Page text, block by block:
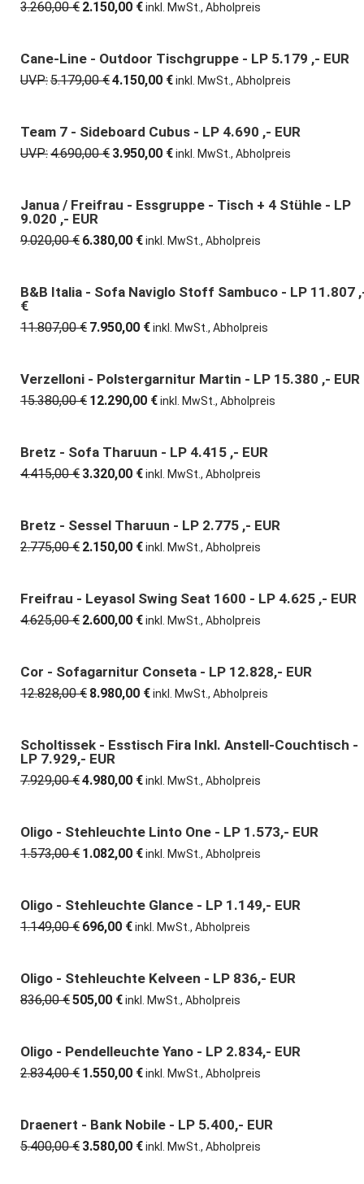
3.260,00€ Ursprünglicher
3.260,00 €
2.150,00 €Aktueller
2.150,00 €.
inkl. MwSt., Abholpreis
20% günstiger
Cane-Line - Outdoor Tischgruppe - LP 5.179 ,- EUR
UVP:5.179,00€Ursprünglicher
5.179,00 €
4.150,00 €Aktueller
4.150,00 €.
inkl. MwSt., Abholpreis
16% günstiger
Team 7 - Sideboard Cubus - LP 4.690 ,- EUR
UVP:4.690,00€ Ursprünglicher
4.690,00 €
3.950,00 €Aktueller
3.950,00 €.
inkl. MwSt., Abholpreis
29% günstiger
Janua / Freifrau - Essgruppe - Tisch + 4 Stühle - LP
9.020 ,- EUR
9.020,00€ Ursprünglicher
9.020,00 €
6.380,00 €Aktueller
6.380,00 €.
inkl. MwSt., Abholpreis
33% günstiger
B&B Italia - Sofa Naviglo Stoff Sambuco - LP 11.807
€
11.807,00€ Ursprünglicher
11.807,00 €
7.950,00 €Aktueller
7.950,00 €.
inkl. MwSt., Abholpreis
20% günstiger
Verzelloni - Polstergarnitur Martin - LP 15.380 ,- EUR
15.380,00€ Ursprünglicher
15.380,00 €
12.290,00 €Aktueller
12.290,00 €.
inkl. MwSt., Abholpreis
25% günstiger
Bretz - Sofa Tharuun - LP 4.415 ,- EUR
4.415,00€ Ursprünglicher
4.415,00 €
3.320,00 €Aktueller
3.320,00 €.
inkl. MwSt., Abholpreis
23% günstiger
Bretz - Sessel Tharuun - LP 2.775 ,- EUR
2.775,00€ Ursprünglicher
2.775,00 €
2.150,00 €Aktueller
2.150,00 €.
inkl. MwSt., Abholpreis
44% günstiger
Freifrau - Leyasol Swing Seat 1600 - LP 4.625 ,- EUR
4.625,00€ Ursprünglicher
4.625,00 €
2.600,00 €Aktueller
2.600,00 €.
inkl. MwSt., Abholpreis
30% günstiger
Cor - Sofagarnitur Conseta - LP 12.828,- EUR
12.828,00€ Ursprünglicher
12.828,00 €
8.980,00 €Aktueller
8.980,00 €.
inkl. MwSt., Abholpreis
37% günstiger
Scholtissek - Esstisch Fira Inkl. Anstell-Couchtisch -
LP 7.929,- EUR
7.929,00€Ursprünglicher
7.929,00 €
4.980,00 €Aktueller
4.980,00 €.
inkl. MwSt., Abholpreis
31% günstiger
Oligo - Stehleuchte Linto One - LP 1.573,- EUR
1.573,00€ Ursprünglicher
1.573,00 €
1.082,00 €Aktueller
1.082,00 €.
inkl. MwSt., Abholpreis
39% günstiger
Oligo - Stehleuchte Glance - LP 1.149,- EUR
1.149,00€ Ursprünglicher
1.149,00 €
696,00 €Aktueller
696,00 €.
inkl. MwSt., Abholpreis
40% günstiger
Oligo - Stehleuchte Kelveen - LP 836,- EUR
836,00€Ursprünglicher
836,00 €
505,00 €Aktueller
505,00 €.
inkl. MwSt., Abholpreis
45% günstiger
Oligo - Pendelleuchte Yano - LP 2.834,- EUR
2.834,00€ Ursprünglicher
2.834,00 €
1.550,00 €Aktueller
1.550,00 €.
inkl. MwSt., Abholpreis
34% günstiger
Draenert - Bank Nobile - LP 5.400,- EUR
5.400,00€ Ursprünglicher
3.580,00 €Aktueller
inkl. MwSt., Abholpreis